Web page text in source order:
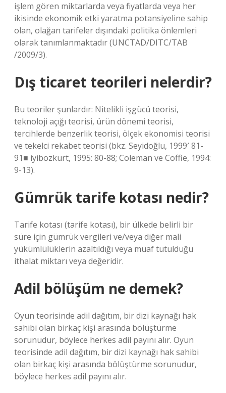
işlem gören miktarlarda veya fiyatlarda veya her
ikisinde ekonomik etki yaratma potansiyeline sahip
olan, olağan tarifeler dışındaki politika önlemleri
olarak tanımlanmaktadır (UNCTAD/DITC/TAB
/2009/3).
Dış ticaret teorileri nelerdir?
Bu teoriler şunlardır: Nitelikli işgücü teorisi,
teknoloji açığı teorisi, ürün dönemi teorisi,
tercihlerde benzerlik teorisi, ölçek ekonomisi teorisi
ve tekelci rekabet teorisi (bkz. Seyidoğlu, 1999′ 81-
91■ iyibozkurt, 1995: 80-88; Coleman ve Coffie, 1994:
9-13).
Gümrük tarife kotası nedir?
Tarife kotası (tarife kotası), bir ülkede belirli bir
süre için gümrük vergileri ve/veya diğer mali
yükümlülüklerin azaltıldığı veya muaf tutulduğu
ithalat miktarı veya değeridir.
Adil bölüşüm ne demek?
Oyun teorisinde adil dağıtım, bir dizi kaynağı hak
sahibi olan birkaç kişi arasında bölüştürme
sorunudur, böylece herkes adil payını alır. Oyun
teorisinde adil dağıtım, bir dizi kaynağı hak sahibi
olan birkaç kişi arasında bölüştürme sorunudur,
böylece herkes adil payını alır.